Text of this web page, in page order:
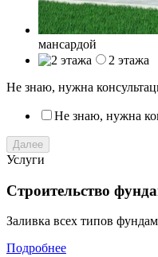
мансардой
2 этажа
Не знаю, нужна
Не знаю, нужна
Далее
Услуги
Строительство
Заливка всех типов
Подробнее